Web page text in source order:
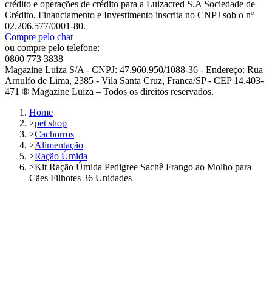
crédito e operações de crédito para a Luizacred S.A Sociedade de
Crédito, Financiamento e Investimento inscrita no CNPJ sob o nº
02.206.577/0001-80.
Compre pelo chat
ou compre pelo telefone:
0800 773 3838
Magazine Luiza S/A - CNPJ: 47.960.950/1088-36 - Endereço: Rua
Arnulfo de Lima, 2385 - Vila Santa Cruz, Franca/SP - CEP 14.403-
471 ® Magazine Luiza – Todos os direitos reservados.
Home
>pet shop
>Cachorros
>Alimentação
>Ração Úmida
>Kit Ração Úmida Pedigree Sachê Frango ao Molho para
Cães Filhotes 36 Unidades